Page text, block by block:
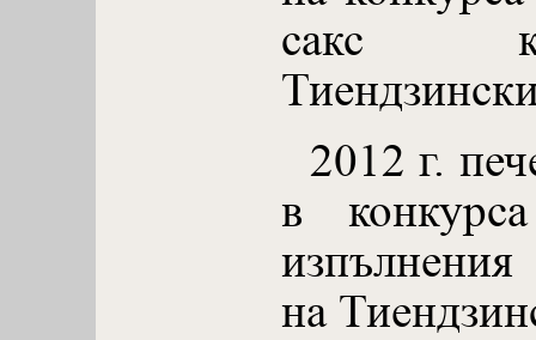
сакс
2012 г.
в
на